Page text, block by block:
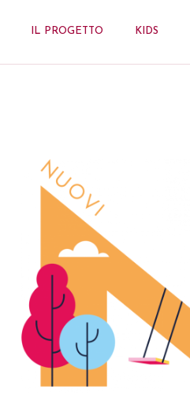
IL PROGETTO KIDS